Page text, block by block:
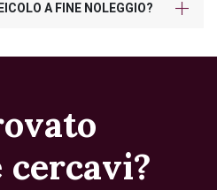
A FINE NOLEGGIO?
cercavi?